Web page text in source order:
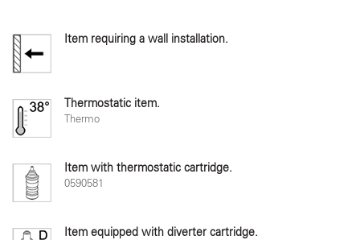
Item requiring a wall installation.
Thermostatic item.
Thermo
Item with thermostatic cartridge.
0590581
Item equipped with diverter cartridge.